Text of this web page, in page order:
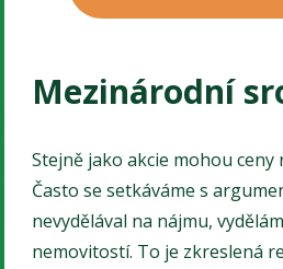
Mezinárodní
Stejně jako akcie mohou
Často se setkáváme s
nevydělával na nájmu,
nemovitostí. To je zkreslená